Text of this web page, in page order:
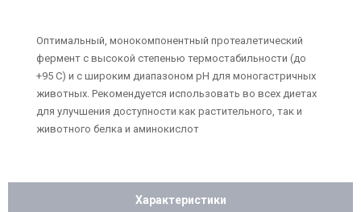
Оптимальный, монокомпонентный протеалетический
фермент с высокой степенью термостабильности (до
+95 С) и с широким диапазоном pH для моногастричных
животных. Рекомендуется использовать во всех диетах
для улучшения доступности как растительного, так и
животного белка и аминокислот
Характеристики